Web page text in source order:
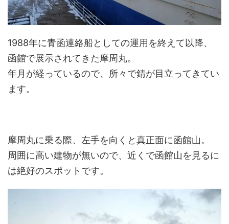
1988年に青函連絡船としての運用を終えて以降、
函館で展示されてきた摩周丸。
年月が経っているので、所々で錆が目立ってきてい
ます。
摩周丸に乗る際、左手を向くと真正面に函館山。
周囲に高い建物が無いので、近くで函館山を見るに
は絶好のスポットです。